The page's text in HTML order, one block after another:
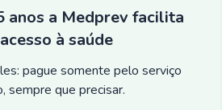
anos a Medprev facilita
à saúde
pague somente pelo serviço
sempre que precisar.